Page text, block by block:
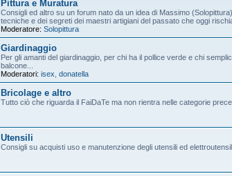
Pittura e Muratura
Consigli ed altro su un forum nato da un idea di Massimo
tecniche e dei segreti dei maestri artigiani del passato che oggi
Moderatore: Solopittura
Giardinaggio
Per gli amanti del giardinaggio, per chi ha il pollice verde e chi
balcone...
Moderatori: isex donatella
Bricolage e altro
Tutto ciò che riguarda il FaiDaTe ma non rientra nelle categorie
Utensili
Consigli su acquisti uso e manutenzione degli utensili ed